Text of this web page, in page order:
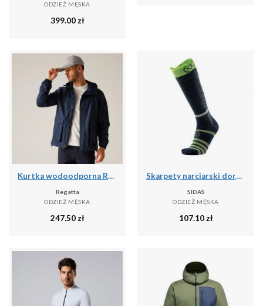
ODZIEŻ MĘSKA
399.00 zł
Kurtka wodoodporna Regatta Bayano II
Regatta
ODZIEŻ MĘSKA
247.50 zł
Skarpety narciarski dorosly Sidas Ski Touring LV cienka grubosc
SIDAS
ODZIEŻ MĘSKA
107.10 zł